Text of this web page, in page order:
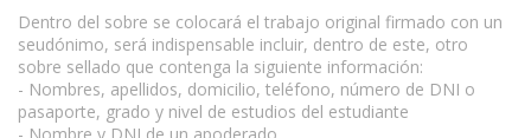
Dentro del sobre se colocará el trabajo original firmado con un
seudónimo, será indispensable incluir, dentro de este, otro
sobre sellado que contenga la siguiente información:
- Nombres, apellidos, domicilio, teléfono, número de DNI o
pasaporte, grado y nivel de estudios del estudiante
- Nombre y DNI de un apoderado